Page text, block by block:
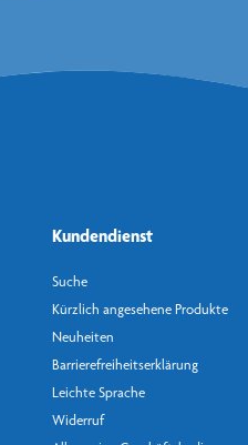
Kundendienst
Suche
Kürzlich angesehene Produkte
Neuheiten
Barrierefreiheitserklärung
Leichte Sprache
Widerruf